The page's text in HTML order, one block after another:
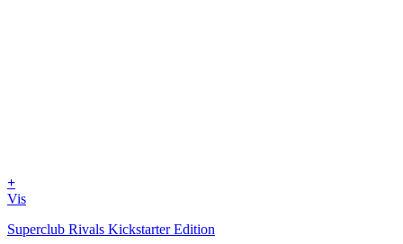
+
Vis
Superclub Rivals Kickstarter Edition